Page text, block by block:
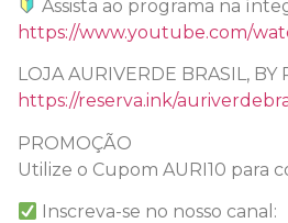
Assista ao programa na
https://www.youtube.com/
LOJA AURIVERDE BRASIL, BY
https://reserva.ink/
PROMOÇÃO
Utilize o Cupom AURI10 para
Inscreva-se no nosso canal: